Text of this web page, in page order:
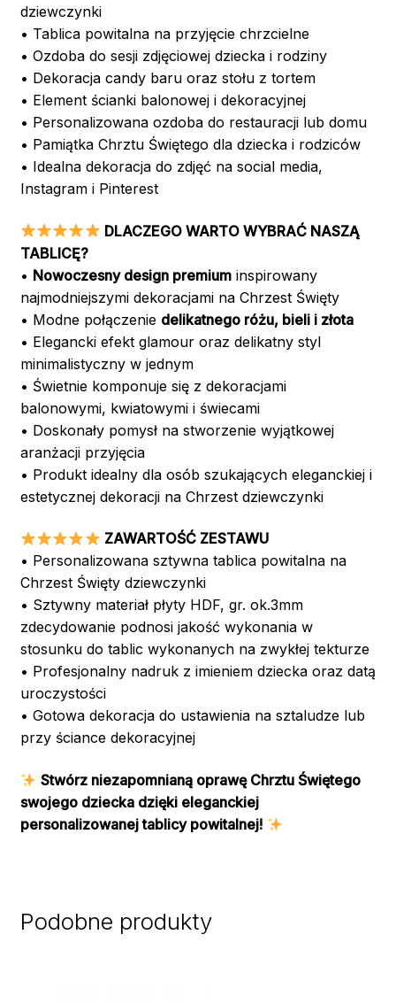
dziewczynki
• Tablica powitalna na przyjęcie chrzcielne
• Ozdoba do sesji zdjęciowej dziecka i rodziny
• Dekoracja candy baru oraz stołu z tortem
• Element ścianki balonowej i dekoracyjnej
• Personalizowana ozdoba do restauracji lub domu
• Pamiątka Chrztu Świętego dla dziecka i rodziców
• Idealna dekoracja do zdjęć na social media,
Instagram i Pinterest
DLACZEGO WARTO WYBRAĆ NASZĄ
TABLICĘ?
• Nowoczesny design premiuminspirowany
najmodniejszymi dekoracjami na Chrzest Święty
• Modne połączenie delikatnego różu, bieli i złota
• Elegancki efekt glamour oraz delikatny styl
minimalistyczny w jednym
• Świetnie komponuje się z dekoracjami
balonowymi, kwiatowymi i świecami
• Doskonały pomysł na stworzenie wyjątkowej
aranżacji przyjęcia
• Produkt idealny dla osób szukających eleganckiej i
estetycznej dekoracji na Chrzest dziewczynki
ZAWARTOŚĆ ZESTAWU
• Personalizowana sztywna tablica powitalna na
Chrzest Święty dziewczynki
• Sztywny materiał płyty HDF, gr. ok.3mm
zdecydowanie podnosi jakość wykonania w
stosunku do tablic wykonanych na zwykłej tekturze
• Profesjonalny nadruk z imieniem dziecka oraz datą
uroczystości
• Gotowa dekoracja do ustawienia na sztaludze lub
przy ściance dekoracyjnej
Stwórz niezapomnianą oprawę Chrztu Świętego
swojego dziecka dzięki eleganckiej
personalizowanej tablicy powitalnej!
Podobne produkty